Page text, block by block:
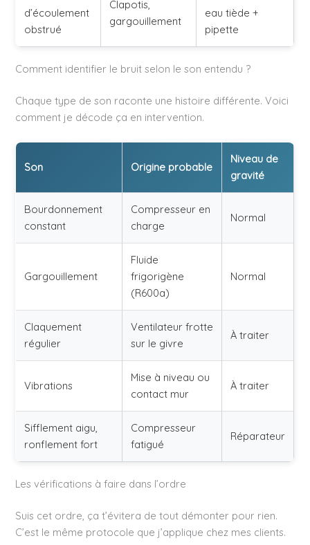
d’écoulement
obstrué
Clapotis,
gargouillement
eau tiède +
pipette
Comment identifier le bruit selon le son entendu ?
Chaque type de son raconte une histoire différente. Voici
comment je décode ça en intervention.
Son Origine probable
Niveau de
gravité
Bourdonnement
constant
Compresseur en
charge
Normal
Gargouillement
Fluide
frigorigène
(R600a)
Normal
Claquement
régulier
Ventilateur frotte
sur le givre
À traiter
Vibrations
Mise à niveau ou
contact mur
À traiter
Sifflement aigu,
ronflement fort
Compresseur
fatigué
Réparateur
Les vérifications à faire dans l’ordre
Suis cet ordre, ça t’évitera de tout démonter pour rien.
C’est le même protocole que j’applique chez mes clients.